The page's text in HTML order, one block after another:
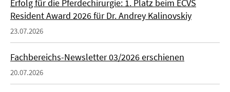
Erfolg für die Pferdechirurgie: 1. Platz beim ECVS
Resident Award 2026 für Dr. Andrey Kalinovskiy
23.07.2026
Fachbereichs-Newsletter 03/2026 erschienen
20.07.2026